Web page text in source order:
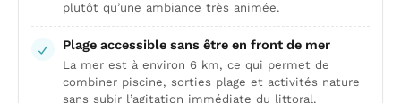
plutôt qu’une ambiance très animée.
Plage accessible sans être en front de mer
La mer est à environ 6 km, ce qui permet de
combiner piscine, sorties plage et activités nature
sans subir l’agitation immédiate du littoral.